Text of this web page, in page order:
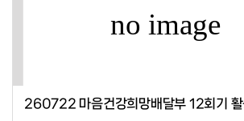
260722 마음건강희망배달부 12회기